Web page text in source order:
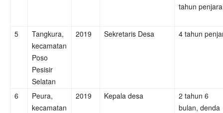
tahun penjara
5
Tangkura,
kecamatan
Poso
Pesisir
Selatan
2019 Sekretaris Desa 4 tahun
6
Peura,
kecamatan
2019 Kepala desa
2 tahun 6
bulan, denda